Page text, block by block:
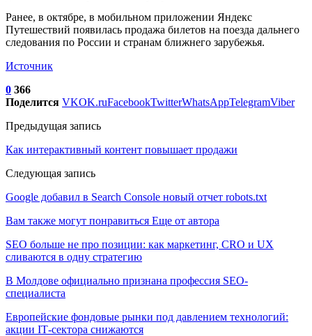
Ранее, в октябре, в мобильном приложении Яндекс
Путешествий появилась продажа билетов на поезда дальнего
следования по России и странам ближнего зарубежья.
Источник
0 366
Поделится VKOK.ruFacebookTwitterWhatsAppTelegramViber
Предыдущая запись
Как интерактивный контент повышает продажи
Следующая запись
Google добавил в Search Console новый отчет robots.txt
Вам также могут понравиться Еще от автора
SEO больше не про позиции: как маркетинг, CRO и UX
сливаются в одну стратегию
В Молдове официально признана профессия SEO-
специалиста
Европейские фондовые рынки под давлением технологий:
акции IT‑сектора снижаются